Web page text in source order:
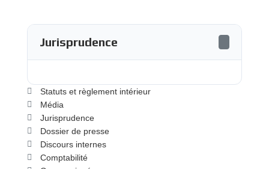
Jurisprudence
Statuts et règlement intérieur
Média
Jurisprudence
Dossier de presse
Discours internes
Comptabilité